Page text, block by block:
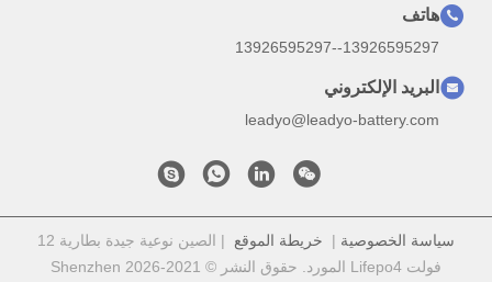
هاتف
13926595297--13926595297
البريد الإلكتروني
leadyo@leadyo-battery.com
سياسة الخصوصية | خريطة الموقع
| الصين نوعية جيدة بطارية 12
فولت Lifepo4 المورد. حقوق النشر © 2021-2026 Shenzhen